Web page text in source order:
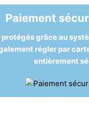
Paiement
grâce au
régler par
entièrement